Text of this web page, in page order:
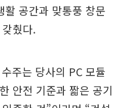
활 공간과 맞통풍 창문
췄다.
주는 당사의 PC 모듈
안전 기준과 짧은 공기